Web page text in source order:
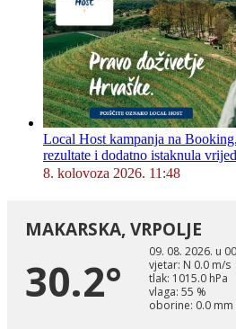
Local Host kampanja na
rezultate i dodatno istaknula
8. kolovoza 2026. 11:48